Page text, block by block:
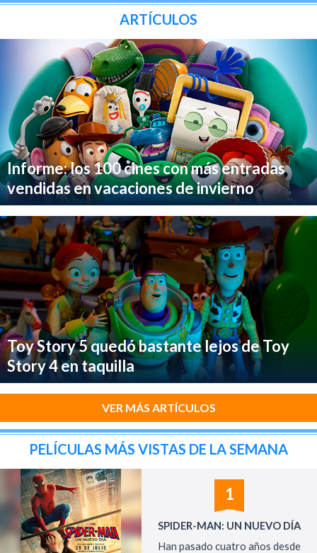
ARTÍCULOS
Informe: los 100 cines con más entradas
vendidas en vacaciones de invierno
Toy Story 5 quedó bastante lejos de Toy
Story 4 en taquilla
VER MÁS ARTÍCULOS
PELÍCULAS MÁS VISTAS DE LA SEMANA
1
SPIDER-MAN: UN NUEVO DÍA
Han pasado cuatro años desde